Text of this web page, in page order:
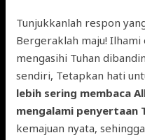
Tunjukkanlah respon
Bergeraklah maju!
mengasihi Tuhan
sendiri, Tetapkan hati
lebih sering membaca
mengalami penyertaan
kemajuan nyata,